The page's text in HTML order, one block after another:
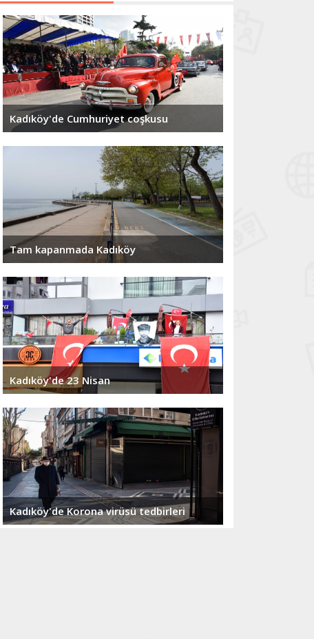
Kadıköy'de Cumhuriyet coşkusu
Tam kapanmada Kadıköy
Kadıköy'de 23 Nisan
Kadıköy'de Korona virüsü tedbirleri